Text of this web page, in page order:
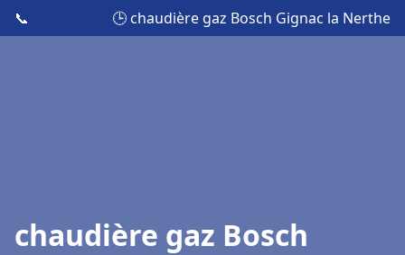
📞 🕒 chaudière gaz Bosch Gignac la Nerthe
chaudière gaz Bosch